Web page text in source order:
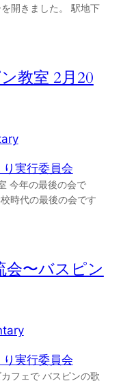
開きました。 駅地下
教室 2月20
実行委員会
今年の最後の会で
時代の最後の会です
会〜バスピン
実行委員会
フェで バスピンの歌